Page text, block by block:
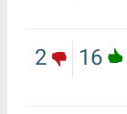
16
2